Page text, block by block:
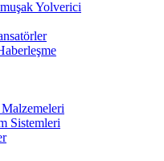
Yolverici
Sistemleri